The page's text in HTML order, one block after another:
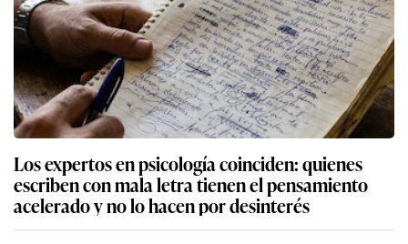
Los expertos en psicología coinciden: quienes
escriben con mala letra tienen el pensamiento
acelerado y no lo hacen por desinterés